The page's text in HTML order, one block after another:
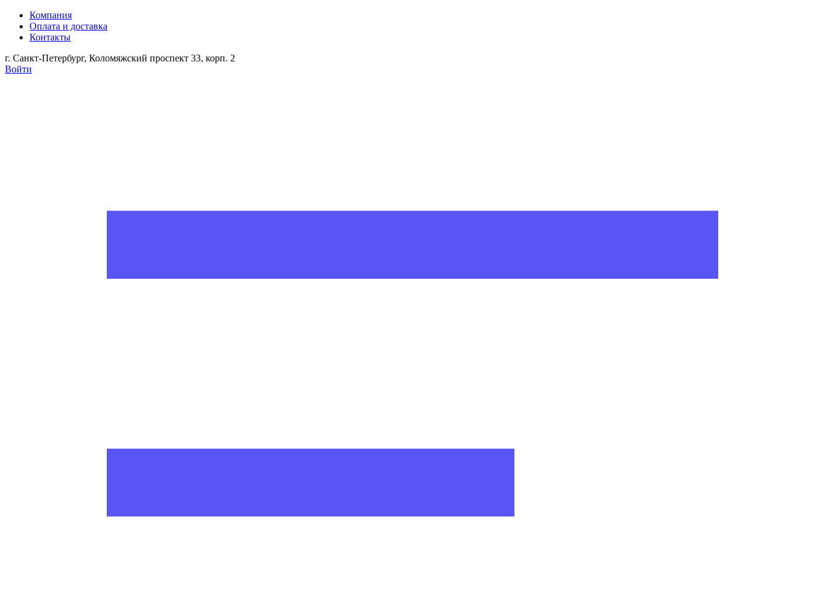
Компания
Оплата и доставка
Контакты
г. Санкт-Петербург, Коломяжский проспект 33, корп. 2
Войти